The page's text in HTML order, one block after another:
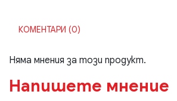
КОМЕНТАРИ (0)
Няма мнения за този продукт.
Напишете мнение